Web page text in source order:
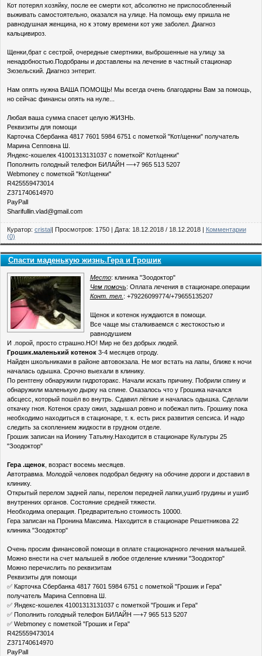
Кот потерял хозяйку, после ее смерти кот, абсолютно не приспособленный
выживать самостоятельно, оказался на улице. На помощь ему пришла не
равнодушная женщина, но к этому времени кот уже заболел. Диагноз
кальцивироз.
Щенки,брат с сестрой, очередные смертники, выброшенные на улицу за
ненадобностью.Подобраны и доставлены на лечение в частный стационар
Зюзельский. Диагноз энтерит.
Нам опять нужна ВАША ПОМОЩЬ! Мы всегда очень благодарны Вам за помощь,
но сейчас финансы опять на нуле...
Любая ваша сумма спасет целую ЖИЗНЬ.
Реквизиты для помощи
Карточка Сбербанка 4817 7601 5984 6751 с пометкой "Кот/щенки" получатель
Марина Сепповна Ш.
Яндекс-кошелек 41001313131037 с пометкой" Кот/щенки"
Пополнить голодный телефон БИЛАЙН —+7 965 513 5207
Webmoney с пометкой "Кот/щенки"
R425559473014
Z371740614970
PayPall
Sharifullin.vlad@gmail.com
Куратор: cristal| Просмотров: 1750 | Дата: 18.12.2018 / 18.12.2018| Комментарии
(0)
Спасти маденькую жизнь.Гера и Грошик
Место: клиника "Зоодоктор"
Чем помочь: Оплата лечения в стационаре.операции
Конт. тел. : +79226099774/+79655135207
Щенок и котенок нуждаются в помощи.
Все чаще мы сталкиваемся с жестокостью и
равнодушием
И .порой, просто страшно.НО! Мир не без добрых людей.
Грошик.маленький котенок3-4 месяцев отроду.
Найден школьниками в районе автовокзала. Не мог встать на лапы, ближе к ночи
началась одышка. Срочно выехали в клинику.
По рентгену обнаружили гидроторакс. Начали искать причину. Побрили спину и
обнаружили маленькую дырку на спине. Оказалось что у Грошика начался
абсцесс, который пошёл во внутрь. Сдавил лёгкие и началась одышка. Сделали
откачку гноя. Котенок сразу ожил, задышал ровно и побежал пить. Грошику пока
необходимо находиться в стационаре, т. к. есть риск развития сепсиса. И надо
следить за скоплением жидкости в грудном отделе.
Грошик записан на Ионину Татьяну.Находится в стационаре Культуры 25
"Зоодоктор"
Гера .щенок, возраст восемь месяцев.
Автотравма. Молодой человек подобрал беднягу на обочине дороги и доставил в
клинику.
Открытый перелом задней лапы, перелом передней лапки,ушиб грудины и ушиб
внутренних органов. Состояние средней тяжести.
Необходима операция. Предварительно стоимость 10000.
Гера записан на Пронина Максима. Находится в стационаре Решетникова 22
клиника "Зоодоктор"
Очень просим финансовой помощи в оплате стационарного лечения малышей.
Можно внести на счет малышей в любое отделение клиники "Зоодоктор"
Можно перечислить по реквизитам
Реквизиты для помощи
✅ Карточка Сбербанка 4817 7601 5984 6751 с пометкой "Грошик и Гера"
получатель Марина Сепповна Ш.
✅ Яндекс-кошелек 41001313131037 с пометкой "Грошик и Гера"
✅ Пополнить голодный телефон БИЛАЙН —+7 965 513 5207
✅ Webmoney с пометкой "Грошик и Гера"
R425559473014
Z371740614970
PayPall